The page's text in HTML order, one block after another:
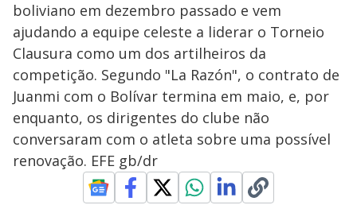
boliviano em dezembro passado e vem
ajudando a equipe celeste a liderar o Torneio
Clausura como um dos artilheiros da
competição. Segundo "La Razón", o contrato de
Juanmi com o Bolívar termina em maio, e, por
enquanto, os dirigentes do clube não
conversaram com o atleta sobre uma possível
renovação. EFE gb/dr